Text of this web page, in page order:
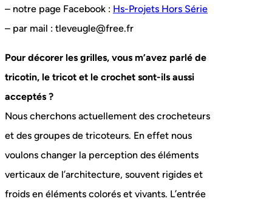
– notre page Facebook : Hs-Projets Hors Série
– par mail : tleveugle@free.fr
Pour décorer les grilles, vous m’avez parlé de
tricotin, le tricot et le crochet sont-ils aussi
acceptés ?
Nous cherchons actuellement des crocheteurs
et des groupes de tricoteurs. En effet nous
voulons changer la perception des éléments
verticaux de l’architecture, souvent rigides et
froids en éléments colorés et vivants. L’entrée